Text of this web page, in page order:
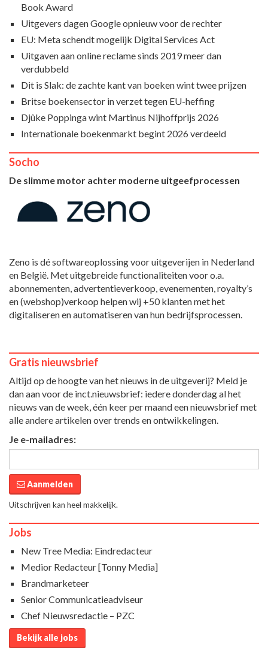
Book Award
Uitgevers dagen Google opnieuw voor de rechter
EU: Meta schendt mogelijk Digital Services Act
Uitgaven aan online reclame sinds 2019 meer dan
verdubbeld
Dit is Slak: de zachte kant van boeken wint twee prijzen
Britse boekensector in verzet tegen EU-heffing
Djûke Poppinga wint Martinus Nijhoffprijs 2026
Internationale boekenmarkt begint 2026 verdeeld
Socho
De slimme motor achter moderne uitgeefprocessen
Zeno is dé softwareoplossing voor uitgeverijen in Nederland
en België. Met uitgebreide functionaliteiten voor o.a.
abonnementen, advertentieverkoop, evenementen, royalty’s
en (webshop)verkoop helpen wij +50 klanten met het
digitaliseren en automatiseren van hun bedrijfsprocessen.
Gratis nieuwsbrief
Altijd op de hoogte van het nieuws in de uitgeverij? Meld je
dan aan voor de inct.nieuwsbrief: iedere donderdag al het
nieuws van de week, één keer per maand een nieuwsbrief met
alle andere artikelen over trends en ontwikkelingen.
Je e-mailadres:
Aanmelden
Uitschrijven kan heel makkelijk.
Jobs
New Tree Media: Eindredacteur
Medior Redacteur [Tonny Media]
Brandmarketeer
Senior Communicatieadviseur
Chef Nieuwsredactie – PZC
Bekijk alle jobs